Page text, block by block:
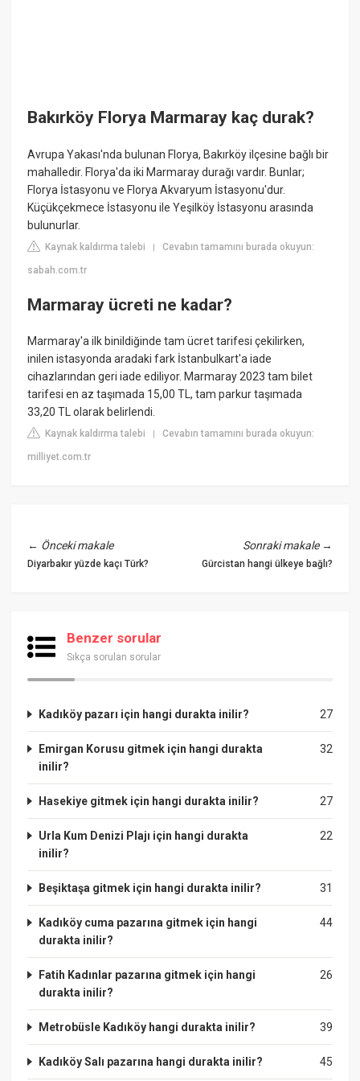
Bakırköy Florya Marmaray kaç durak?
Avrupa Yakası'nda bulunan Florya, Bakırköy ilçesine bağlı bir
mahalledir. Florya'da iki Marmaray durağı vardır. Bunlar;
Florya İstasyonu ve Florya Akvaryum İstasyonu'dur.
Küçükçekmece İstasyonu ile Yeşilköy İstasyonu arasında
bulunurlar.
Kaynak kaldırma talebi |Cevabın tamamını burada okuyun:
sabah.com.tr
Marmaray ücreti ne kadar?
Marmaray'a ilk binildiğinde tam ücret tarifesi çekilirken,
inilen istasyonda aradaki fark İstanbulkart'a iade
cihazlarından geri iade ediliyor. Marmaray 2023 tam bilet
tarifesi en az taşımada 15,00 TL, tam parkur taşımada
33,20 TL olarak belirlendi.
Kaynak kaldırma talebi |Cevabın tamamını burada okuyun:
milliyet.com.tr
← Önceki makale
Diyarbakır yüzde kaçı Türk?
Sonraki makale→
Gürcistan hangi ülkeye bağlı?
Benzer sorular
Sıkça sorulan sorular
27
Kadıköy pazarı için hangi durakta inilir?
32
Emirgan Korusu gitmek için hangi durakta
inilir?
27
Hasekiye gitmek için hangi durakta inilir?
22
Urla Kum Denizi Plajı için hangi durakta
inilir?
31
Beşiktaşa gitmek için hangi durakta inilir?
44
Kadıköy cuma pazarına gitmek için hangi
durakta inilir?
26
Fatih Kadınlar pazarına gitmek için hangi
durakta inilir?
39
Metrobüsle Kadıköy hangi durakta inilir?
45
Kadıköy Salı pazarına hangi durakta inilir?